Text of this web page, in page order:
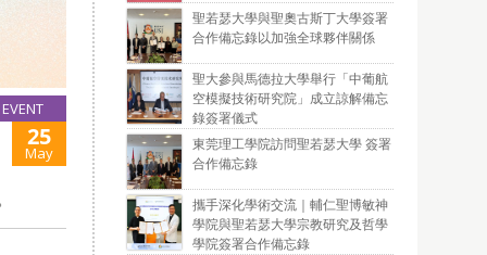
EVENT
25
May
聖若瑟大學與聖奧古斯丁大學簽署
合作備忘錄以加強全球夥伴關係
聖大參與馬德拉大學舉行「中葡航
空模擬技術研究院」成立諒解備忘
錄簽署儀式
東莞理工學院訪問聖若瑟大學 簽署
合作備忘錄
攜手深化學術交流｜輔仁聖博敏神
學院與聖若瑟大學宗教研究及哲學
學院簽署合作備忘錄